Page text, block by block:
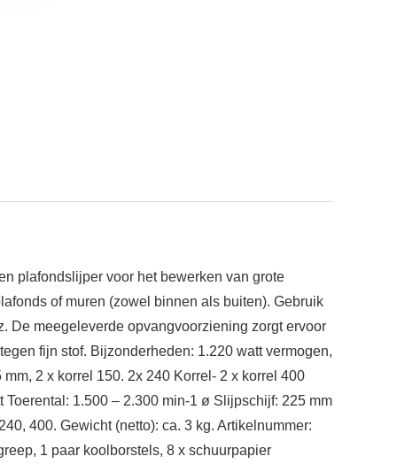
plafondslijper voor het bewerken van grote
of muren (zowel binnen als buiten). Gebruik
De meegeleverde opvangvoorziening zorgt ervoor
fijn stof. Bijzonderheden: 1.220 watt vermogen,
2 x korrel 150. 2x 240 Korrel- 2 x korrel 400
1.500 – 2.300 min-1 ø Slijpschijf: 225 mm
400. Gewicht (netto): ca. 3 kg. Artikelnummer:
1 paar koolborstels, 8 x schuurpapier